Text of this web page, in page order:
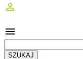
perm_identity
menu